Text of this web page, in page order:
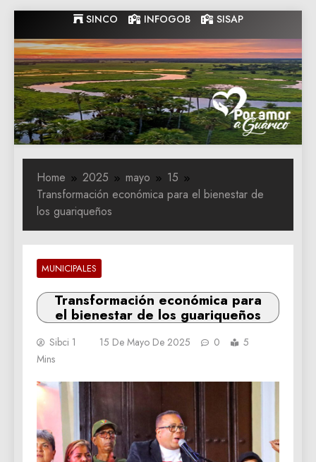
to
content
SINCO INFOGOB SISAP
Gobernacion
de Guarico
Gobernacion de Guarico
Home 2025 mayo
15
Transformación económica para el bienestar de
los guariqueños
MUNICIPALES
Transformación económica para
el bienestar de los guariqueños
Sibci 1 15 De Mayo De 2025 0
5
Mins